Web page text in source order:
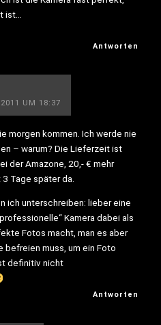
ist…
Antworten
2011 UM 18:37
morgen kommen. Ich werde nie
– warum? Die Lieferzeit ist
der Amazone, 20,- € mehr
Tage später da.
ich unterschreiben: lieber eine
Kamera dabei als
Fotos macht, man es aber
befreien muss, um ein Foto
definitiv nicht
Antworten